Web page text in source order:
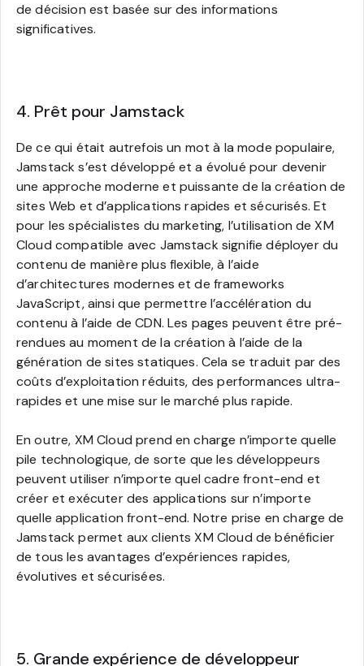
de décision est basée sur des informations
significatives.
4. Prêt pour Jamstack
De ce qui était autrefois un mot à la mode populaire,
Jamstack s’est développé et a évolué pour devenir
une approche moderne et puissante de la création de
sites Web et d’applications rapides et sécurisés. Et
pour les spécialistes du marketing, l’utilisation de XM
Cloud compatible avec Jamstack signifie déployer du
contenu de manière plus flexible, à l’aide
d’architectures modernes et de frameworks
JavaScript, ainsi que permettre l’accélération du
contenu à l’aide de CDN. Les pages peuvent être pré-
rendues au moment de la création à l’aide de la
génération de sites statiques. Cela se traduit par des
coûts d’exploitation réduits, des performances ultra-
rapides et une mise sur le marché plus rapide.
En outre, XM Cloud prend en charge n’importe quelle
pile technologique, de sorte que les développeurs
peuvent utiliser n’importe quel cadre front-end et
créer et exécuter des applications sur n’importe
quelle application front-end. Notre prise en charge de
Jamstack permet aux clients XM Cloud de bénéficier
de tous les avantages d’expériences rapides,
évolutives et sécurisées.
5. Grande expérience de développeur